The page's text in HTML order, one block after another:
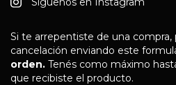
Si te arrepentiste de una compra,
cancelación enviando este
orden. Tenés como máximo
que recibiste el producto.